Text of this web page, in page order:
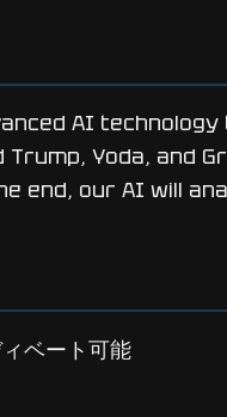
AI
Trump, Yoda, and
end, our AI will
ベート可能